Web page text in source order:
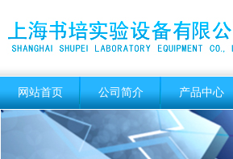
网站首页 公司简介 产品中心